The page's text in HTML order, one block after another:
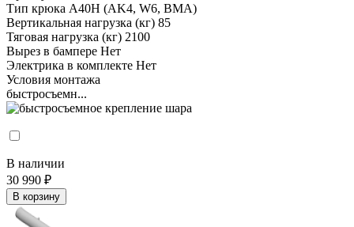
Тип крюка А40H (AK4, W6, BMA)
Вертикальная нагрузка (кг) 85
Тяговая нагрузка (кг) 2100
Вырез в бампере Нет
Электрика в комплекте Нет
Условия монтажа
быстросъемн...
В наличии
30 990 ₽
В корзину